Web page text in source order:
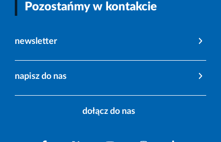
Pozostańmy w kontakcie
newsletter
napisz do nas
dołącz do nas